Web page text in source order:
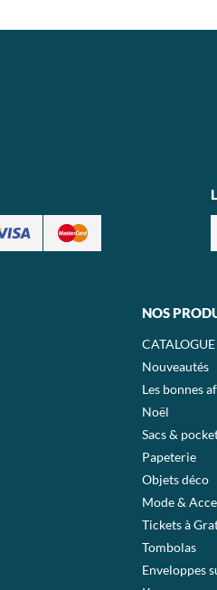
NOS
CATALOGUE
Nouveautés
Les bonnes
Noël
Sacs &
Papeterie
Objets déco
Mode &
Tickets à
Tombolas
Enveloppes